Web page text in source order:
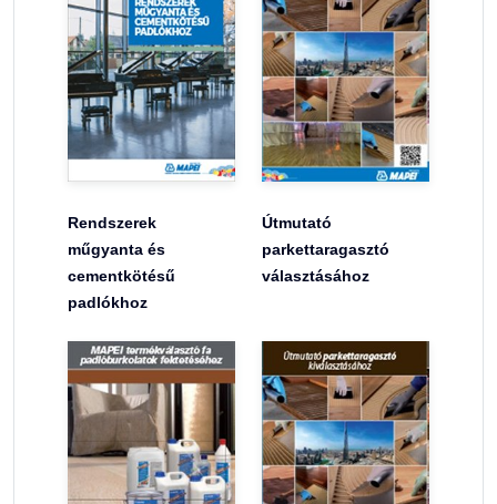
Rendszerek
műgyanta és
cementkötésű
padlókhoz
Útmutató
parkettaragasztó
választásához